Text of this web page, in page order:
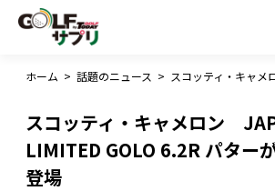
ホーム > 話題のニュース >
スコッティ・キャメロン
LIMITED GOLO 6.2R パター
登場